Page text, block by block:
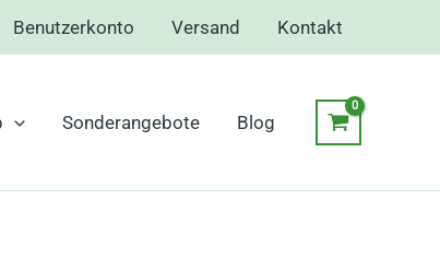
Benutzerkonto Versand Kontakt
Sonderangebote Blog